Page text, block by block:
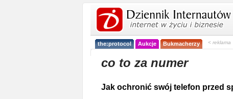
the:protocol Aukcje Bukmacherzy < reklama
co to za numer
Jak ochronić swój telefon przed